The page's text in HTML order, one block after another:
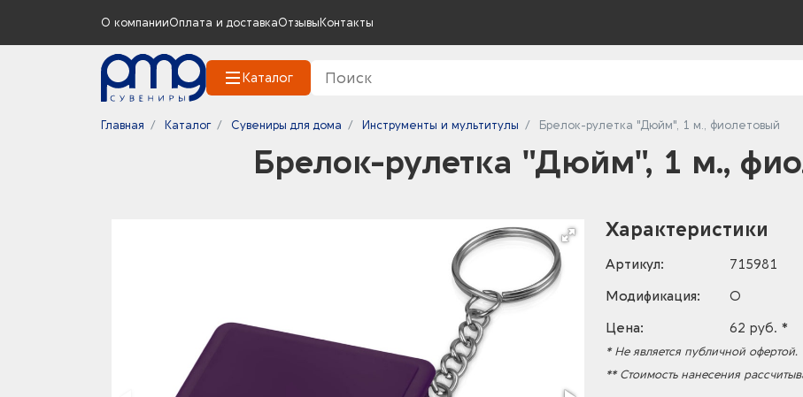
О компанииОплата и доставкаОтзывы Контакты
Каталог
Главная Каталог Сувениры для дома Инструменты и мультитулы Брелок-рулетка "Дюйм", 1 м., фиолетовый
Брелок-рулетка "Дюйм", 1 м.,
Характеристики
Артикул:
715981
Модификация:
O
Цена:
62 руб. *
* Не является публичной офертой.
** Стоимость нанесения